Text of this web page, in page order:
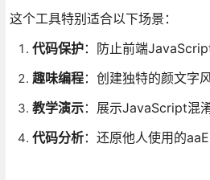
这个工具特别适合以下场景：
代码保护：防止前端
趣味编程：创建独特的颜文字
教学演示：展示JavaScript混
代码分析：还原他人使用的